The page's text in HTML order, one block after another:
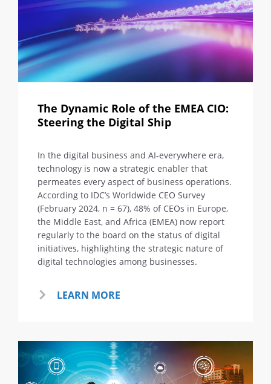
The Dynamic Role of the EMEA CIO:
Steering the Digital Ship
In the digital business and AI-everywhere era,
technology is now a strategic enabler that
permeates every aspect of business operations.
According to IDC’s Worldwide CEO Survey
(February 2024, n = 67), 48% of CEOs in Europe,
the Middle East, and Africa (EMEA) now report
regularly to the board on the status of digital
initiatives, highlighting the strategic nature of
digital technologies among businesses.
LEARN MORE